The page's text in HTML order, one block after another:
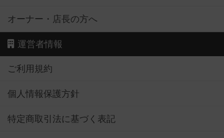
オーナー・店長の方へ
運営者情報
ご利用規約
個人情報保護方針
特定商取引法に基づく表記